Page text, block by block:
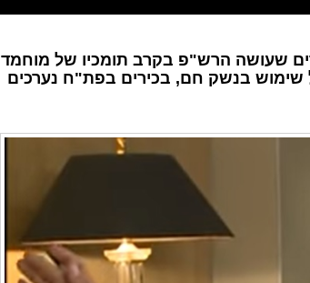
שעושה הרש"פ בקרב תומכיו של מוחמד
שימוש בנשק חם, בכירים בפת"ח נערכים